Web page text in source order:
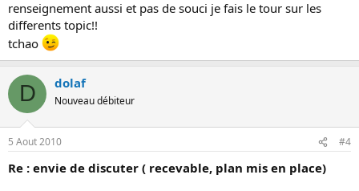
renseignement aussi et pas de souci je fais le tour sur les
differents topic!!
tchao
D dolaf
Nouveau débiteur
5 Aout 2010 #4
Re : envie de discuter ( recevable, plan mis en place)